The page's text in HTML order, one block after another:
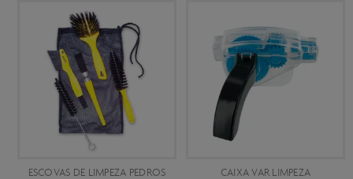
ESCOVAS DE LIMPEZA PEDROS
CAIXA VAR LIMPEZA